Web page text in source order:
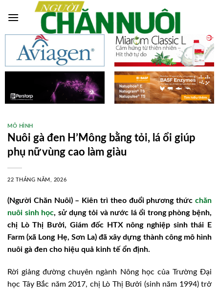
MÔ HÌNH
Nuôi gà đen H’Mông bằng tỏi, lá ổi giúp
phụ nữ vùng cao làm giàu
22 THÁNG NĂM, 2026
(Người Chăn Nuôi) – Kiên trì theo đuổi phương thức chăn
nuôi sinh học, sử dụng tỏi và nước lá ổi trong phòng bệnh,
chị Lò Thị Bưởi, Giám đốc HTX nông nghiệp sinh thái E
Farm (xã Long Hẹ, Sơn La) đã xây dựng thành công mô hình
nuôi gà đen cho hiệu quả kinh tế ổn định.
Rời giảng đường chuyên ngành Nông học của Trường Đại
học Tây Bắc năm 2017, chị Lò Thị Bưởi (sinh năm 1994) trở